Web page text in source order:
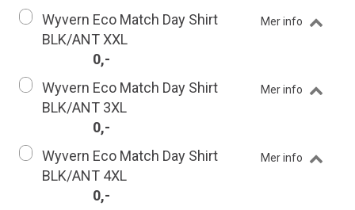
Wyvern Eco Match Day Shirt
BLK/ANT XXL
Mer info
0,-
Wyvern Eco Match Day Shirt
BLK/ANT 3XL
Mer info
0,-
Wyvern Eco Match Day Shirt
BLK/ANT 4XL
Mer info
0,-